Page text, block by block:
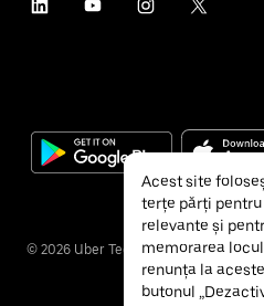
© 2026 Uber Technologies Inc.
Acest site
terțe părți
relevante și
memorarea
renunța la
butonul